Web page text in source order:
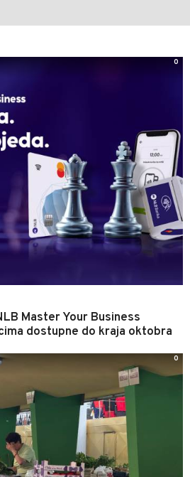
Master Your Business
dostupne do kraja oktobra
0
0